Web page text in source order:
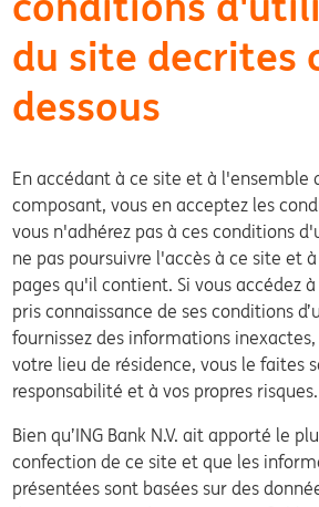
du site decrites
dessous
En accédant à ce site et à l'ensemble
composant, vous en acceptez les
vous n'adhérez pas à ces conditions
ne pas poursuivre l'accès à ce site et
pages qu'il contient. Si vous accédez
pris connaissance de ses conditions
fournissez des informations
votre lieu de résidence, vous le faites
responsabilité et à vos propres risques.
Bien qu’ING Bank N.V. ait apporté le
confection de ce site et que les
présentées sont basées sur des